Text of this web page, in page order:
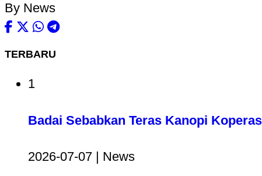
By News
TERBARU
1
Badai Sebabkan Teras Kanopi
2026-07-07 | News